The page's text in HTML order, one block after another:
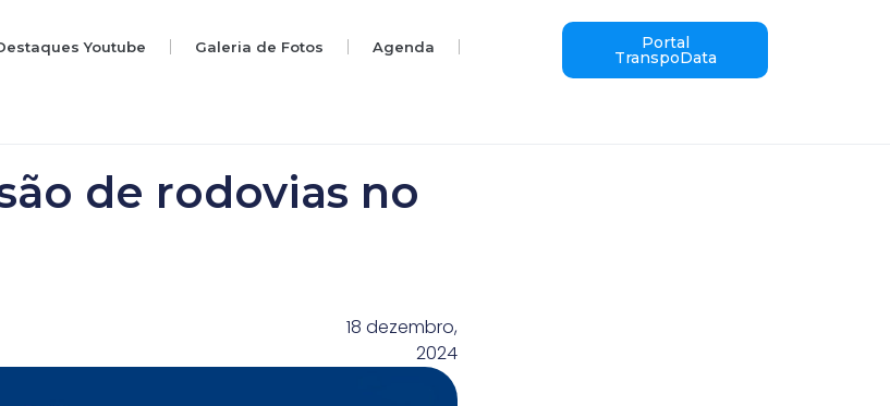
Youtube Galeria de Fotos Agenda Portal
TranspoData
de rodovias no
18 dezembro,
2024